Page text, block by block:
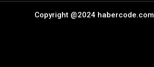
Copyright @2024 habercode.com